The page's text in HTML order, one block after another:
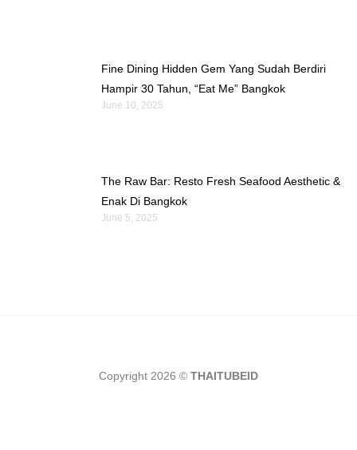
Fine Dining Hidden Gem Yang Sudah Berdiri
Hampir 30 Tahun, “Eat Me” Bangkok
June 10, 2025
The Raw Bar: Resto Fresh Seafood Aesthetic &
Enak Di Bangkok
June 5, 2025
Copyright 2026 © THAITUBEID